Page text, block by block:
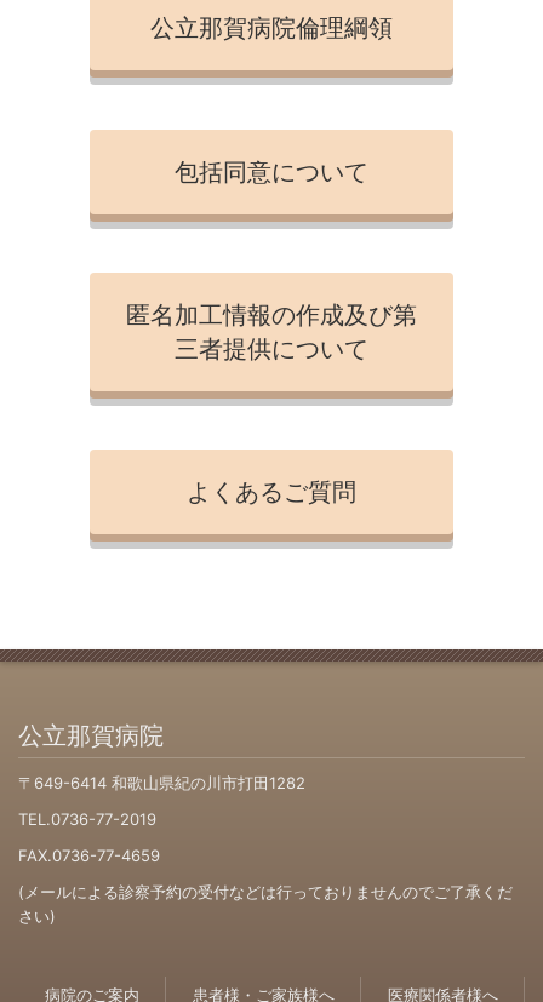
公立那賀病院倫理綱領
包括同意について
匿名加工情報の作成及び第
三者提供について
よくあるご質問
公立那賀病院
〒649-6414 和歌山県紀の川市打田1282
TEL.0736-77-2019
FAX.0736-77-4659
(メールによる診察予約の受付などは行っておりませんのでご了承くだ
さい)
病院のご案内 患者様・ご家族様へ 医療関係者様へ